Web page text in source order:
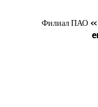
Филиал ПАО